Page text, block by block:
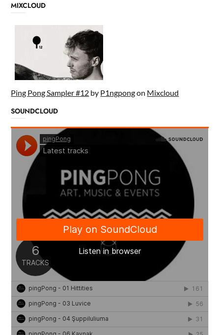
MIXCLOUD
Ping Pong Sampler #12 by P1ngpongon Mixcloud
SOUNDCLOUD